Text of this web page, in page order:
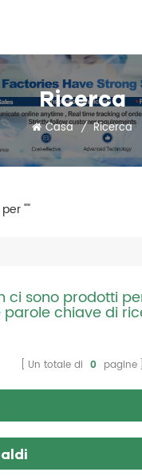
Ricerca
Casa / Ricerca
""
ci sono prodotti
parole chiave di
Un totale di 0 pagine